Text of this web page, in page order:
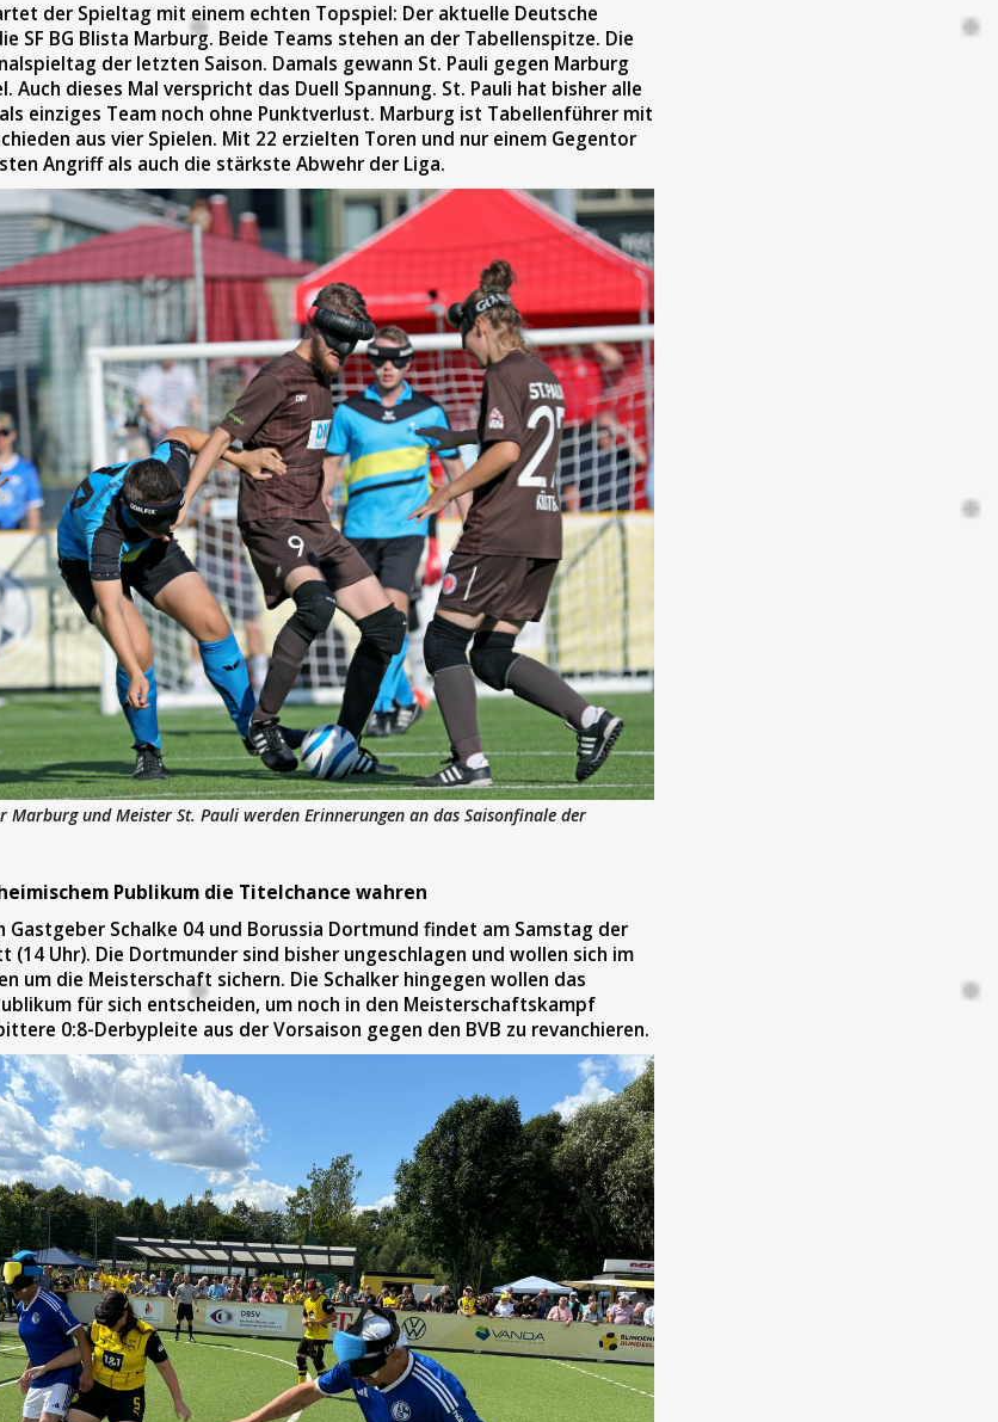
der Spieltag mit einem echten Topspiel: Der aktuelle Deutsche
SF BG Blista Marburg. Beide Teams stehen an der Tabellenspitze. Die
der letzten Saison. Damals gewann St. Pauli gegen Marburg
dieses Mal verspricht das Duell Spannung. St. Pauli hat bisher alle
einziges Team noch ohne Punktverlust. Marburg ist Tabellenführer mit
aus vier Spielen. Mit 22 erzielten Toren und nur einem Gegentor
Angriff als auch die stärkste Abwehr der Liga.
Marburg und Meister St. Pauli werden Erinnerungen an das Saisonfinale der
Publikum die Titelchance wahren
Gastgeber Schalke 04 und Borussia Dortmund findet am Samstag der
Uhr). Die Dortmunder sind bisher ungeschlagen und wollen sich im
um die Meisterschaft sichern. Die Schalker hingegen wollen das
für sich entscheiden, um noch in den Meisterschaftskampf
0:8-Derbypleite aus der Vorsaison gegen den BVB zu revanchieren.